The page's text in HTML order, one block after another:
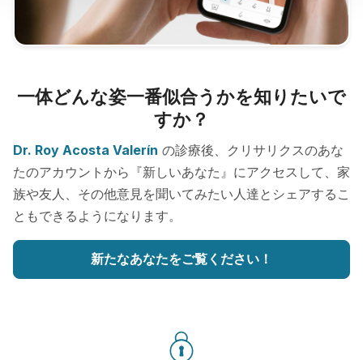
一体どんな姿一番似合うかを知りたいで
すか？
Dr. Roy Acosta Valerín の診療後、クリサリクスのあな
たのアカウントから『新しいあなた』にアクセスして、家
族や友人、その他意見を聞いてみたい人達とシェアするこ
ともできるようになります。
新たなあなたをご覧ください！